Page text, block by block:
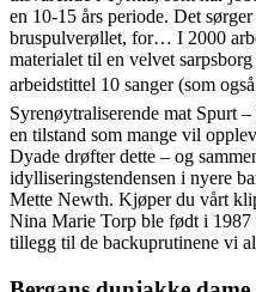
en 10-15 års periode. Det
bruspulverøllet, for… I 2000
materialet til en velvet
arbeidstittel 10 sanger (som
Syrenøytraliserende mat Spurt
en tilstand som mange vil
Dyade drøfter dette – og
idylliseringstendensen i nyere
Mette Newth. Kjøper du vårt
Nina Marie Torp ble født i
tillegg til de backuprutinene vi